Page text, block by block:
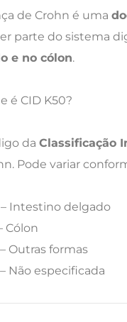
de Crohn é uma
parte do sistema
e no cólon.
é CID K50?
da Classificação
Pode variar
– Intestino delgado
Cólon
– Outras formas
– Não especificada